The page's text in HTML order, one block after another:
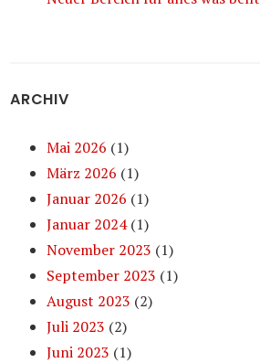
ARCHIV
Mai 2026 (1)
März 2026 (1)
Januar 2026 (1)
Januar 2024(1)
November 2023 (1)
September 2023 (1)
August 2023 (2)
Juli 2023 (2)
Juni 2023 (1)